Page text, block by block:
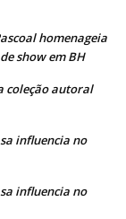
homenageia
show em BH
coleção autoral
influencia no
influencia no